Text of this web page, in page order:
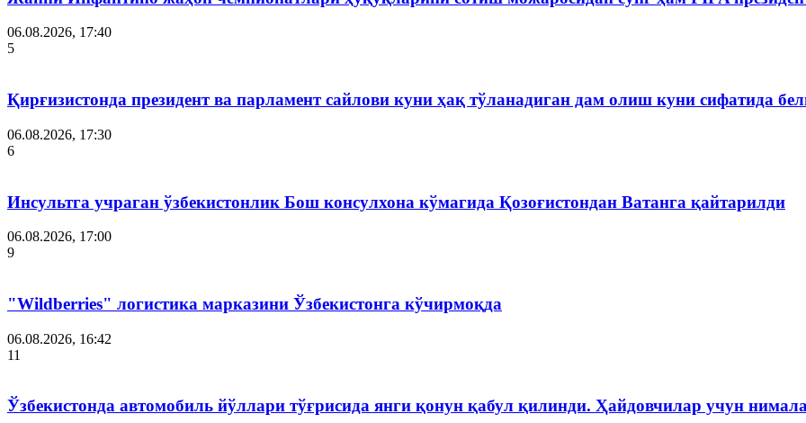
06.08.2026, 17:40
5
Қирғизистонда президент ва парламент сайлови куни ҳақ тўланадиган дам олиш куни сифатида
06.08.2026, 17:30
6
Инсультга учраган ўзбекистонлик Бош консулхона кўмагида Қозоғистондан Ватанга қайтарилди
06.08.2026, 17:00
9
"Wildberries" логистика марказини Ўзбекистонга кўчирмоқда
06.08.2026, 16:42
11
Ўзбекистонда автомобиль йўллари тўғрисида янги қонун қабул қилинди. Ҳайдовчилар учун